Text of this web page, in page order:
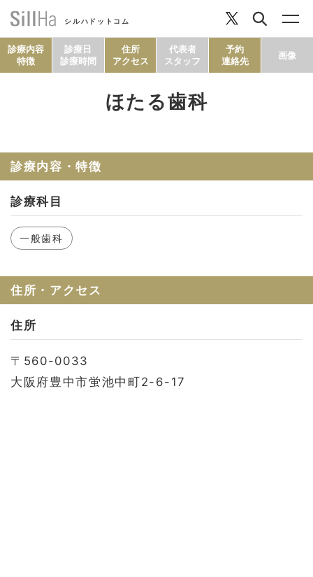
シルハドットコム
診療内容
特徴
診療日
診療時間
住所
アクセス
代表者
スタッフ
予約
連絡先
画像
ほたる歯科
診療内容・特徴
診療科目
一般歯科
住所・アクセス
住所
〒560-0033
大阪府豊中市蛍池中町2-6-17